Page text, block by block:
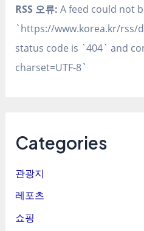
RSS 오류: A feed could not
`https://www.korea.kr/rss/
status code is `404` and
charset=UTF-8`
Categories
관광지
레포츠
쇼핑